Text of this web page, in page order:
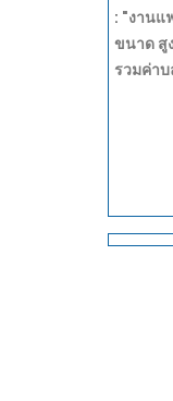
: "งานแ
ขนาด สู
รวมค่าบ